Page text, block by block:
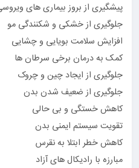
پیشگیری از بروز بیماری های
جلوگیری از خشکی و شکنندگی مو
افزایش سلامت بویایی و چشایی
کمک به درمان برخی سرطان ها
جلوگیری از ایجاد چین و چروک
جلوگیری از ضعیف شدن بدن
کاهش خستگی و بی حالی
تقویت سیستم ایمنی بدن
کاهش خطر ابتلا به نقرس
مبارزه با رادیکال های آزاد